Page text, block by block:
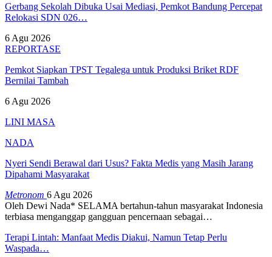
Gerbang Sekolah Dibuka Usai Mediasi, Pemkot Bandung Percepat
Relokasi SDN 026…
6 Agu 2026
REPORTASE
Pemkot Siapkan TPST Tegalega untuk Produksi Briket RDF
Bernilai Tambah
6 Agu 2026
LINI MASA
NADA
Nyeri Sendi Berawal dari Usus? Fakta Medis yang Masih Jarang
Dipahami Masyarakat
Metronom 6 Agu 2026
Oleh Dewi Nada* SELAMA bertahun-tahun masyarakat Indonesia
terbiasa menganggap gangguan pencernaan sebagai…
Terapi Lintah: Manfaat Medis Diakui, Namun Tetap Perlu
Waspada…